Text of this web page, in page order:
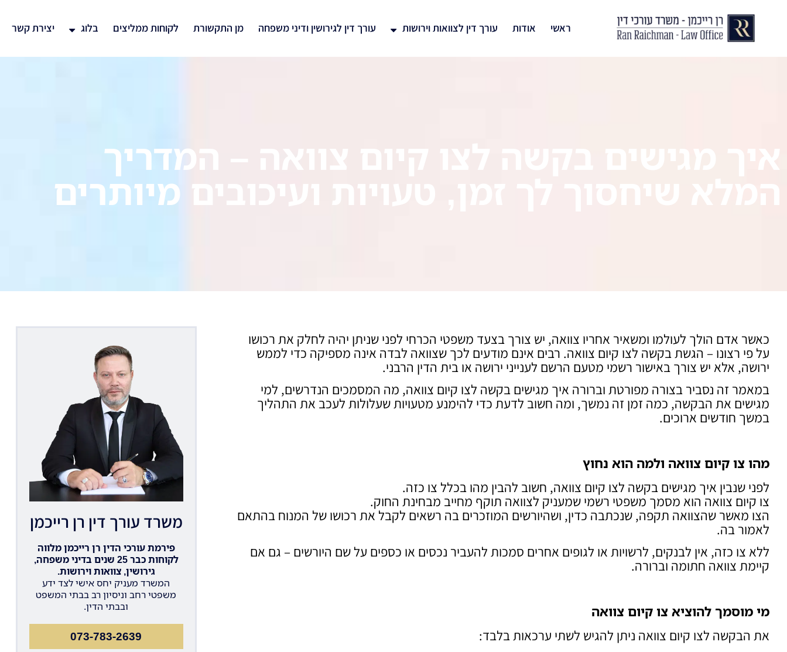
ראשי אודות עורך דין לצוואות וירושות עורך דין לגירושין ודיני משפחה מן התקשורת לקוחות ממליצים בלוג יצירת קשר
איך מגישים בקשה לצו קיום צוואה – המדריך
המלא שיחסוך לך זמן, טעויות ועיכובים מיותרים
כאשר אדם הולך לעולמו ומשאיר אחריו צוואה, יש צורך בצעד משפטי הכרחי לפני שניתן יהיה לחלק את רכושו
על פי רצונו – הגשת בקשה לצו קיום צוואה. רבים אינם מודעים לכך שצוואה לבדה אינה מספיקה כדי לממש
ירושה, אלא יש צורך באישור רשמי מטעם הרשם לענייני ירושה או בית הדין הרבני.
במאמר זה נסביר בצורה מפורטת וברורה איך מגישים בקשה לצו קיום צוואה, מה המסמכים הנדרשים, למי
מגישים את הבקשה, כמה זמן זה נמשך, ומה חשוב לדעת כדי להימנע מטעויות שעלולות לעכב את התהליך
במשך חודשים ארוכים.
מהו צו קיום צוואה ולמה הוא נחוץ
לפני שנבין איך מגישים בקשה לצו קיום צוואה, חשוב להבין מהו בכלל צו כזה.
צו קיום צוואה הוא מסמך משפטי רשמי שמעניק לצוואה תוקף מחייב מבחינת החוק.
הצו מאשר שהצוואה תקפה, שנכתבה כדין, ושהיורשים המוזכרים בה רשאים לקבל את רכושו של המנוח בהתאם
לאמור בה.
ללא צו כזה, אין לבנקים, לרשויות או לגופים אחרים סמכות להעביר נכסים או כספים על שם היורשים – גם אם
קיימת צוואה חתומה וברורה.
מי מוסמך להוציא צו קיום צוואה
את הבקשה לצו קיום צוואה ניתן להגיש לשתי ערכאות בלבד:
משרד עורך דין רן רייכמן
פירמת עורכי הדין רן רייכמן מלווה
לקוחות כבר 25 שנים בדיני משפחה,
גירושין, צוואות וירושות.
המשרד מעניק יחס אישי לצד ידע
משפטי רחב וניסיון רב בבתי המשפט
ובבתי הדין.
073-783-2639